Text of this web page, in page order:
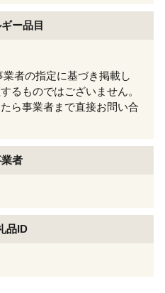
ー品目
者の指定に基づき掲載し
るものではございません。
ら事業者まで直接お問い合
者
品ID